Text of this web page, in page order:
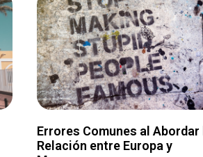
Errores Comunes al Abordar
Relación entre Europa y